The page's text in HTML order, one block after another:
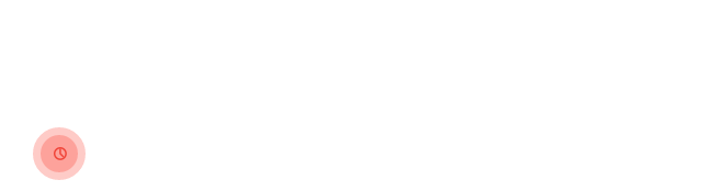
clock